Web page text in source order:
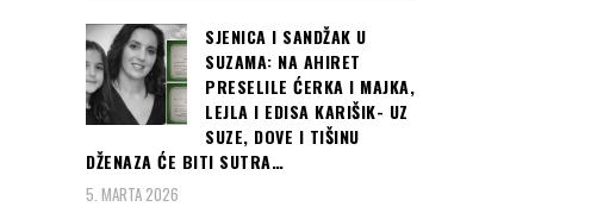
SJENICA I SANDŽAK U
SUZAMA: NA AHIRET
PRESELILE ĆERKA I MAJKA,
LEJLA I EDISA KARIŠIK- UZ
SUZE, DOVE I TIŠINU
DŽENAZA ĆE BITI SUTRA…
5. MARTA 2026